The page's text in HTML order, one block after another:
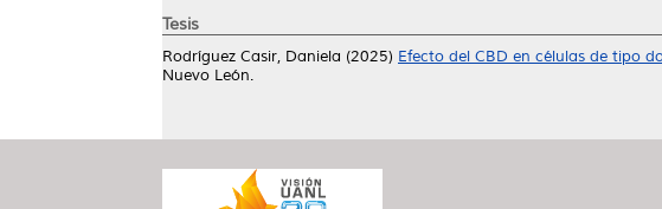
Tesis
Rodríguez Casir, Daniela (2025) Efecto del CBD en células de tipo
Nuevo León.